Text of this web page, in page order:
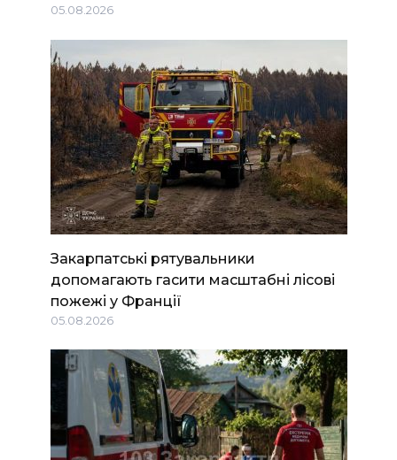
05.08.2026
Закарпатські рятувальники
допомагають гасити масштабні лісові
пожежі у Франції
05.08.2026